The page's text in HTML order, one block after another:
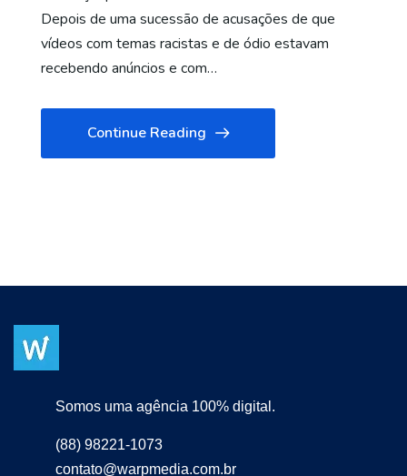
Depois de uma sucessão de acusações de que
vídeos com temas racistas e de ódio estavam
recebendo anúncios e com…
Continue Reading
Somos uma agência 100% digital.
(88) 98221-1073
contato@warpmedia.com.br